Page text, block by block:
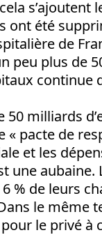
ont été
de
peu plus de
continue
50 milliards
« pacte de
et les
une
% de leurs
le même
le privé à